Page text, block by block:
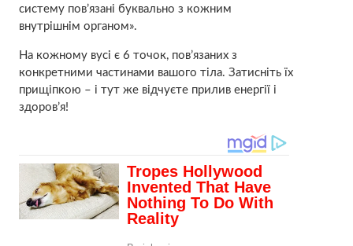
систему пов’язані буквально з кожним
внутрішнім opганом».
На кожному вусі є 6 точок, пов’язаних з
конкретними частинами вашого тiла. Затисніть їх
прищіпкою – і тут же відчуєте прилив енергії і
здоpов’я!